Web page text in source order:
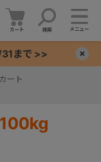
カート 検索 メニュー
31まで >>
ート